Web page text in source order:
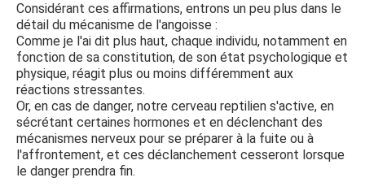
Considérant ces affirmations, entrons un peu plus dans le
détail du mécanisme de l'angoisse :
Comme je l'ai dit plus haut, chaque individu, notamment en
fonction de sa constitution, de son état psychologique et
physique, réagit plus ou moins différemment aux
réactions stressantes.
Or, en cas de danger, notre cerveau reptilien s'active, en
sécrétant certaines hormones et en déclenchant des
mécanismes nerveux pour se préparer à la fuite ou à
l'affrontement, et ces déclanchement cesseront lorsque
le danger prendra fin.